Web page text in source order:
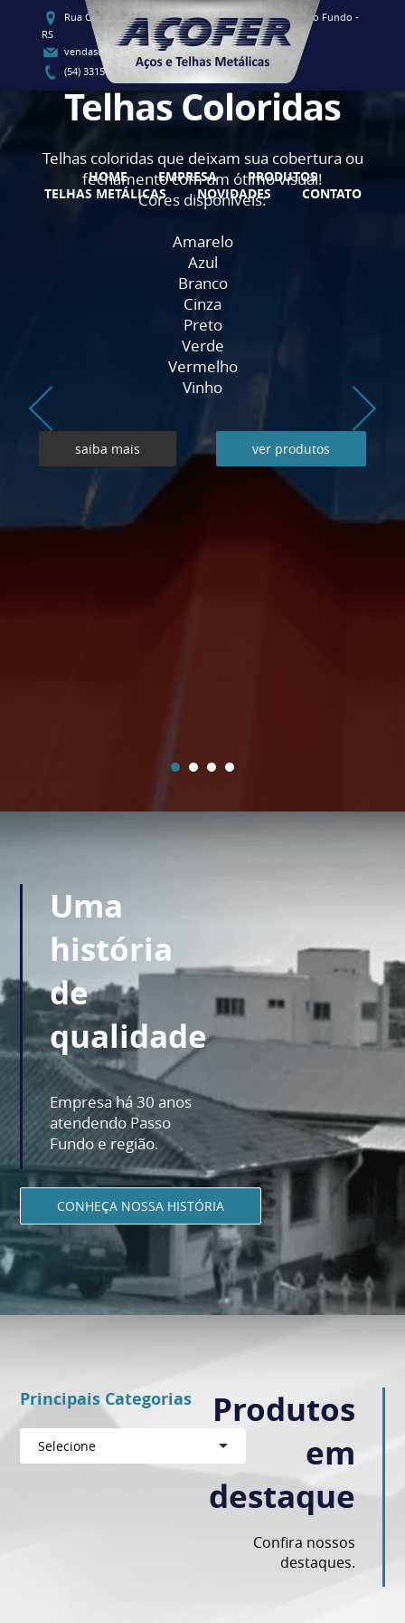
Rua Clementino Luis Vieira, 91 - CEP 99060-080 - Passo Fundo -
RS
vendas@acofersul.com.br
(54) 3315-1700 / (54) 3315-1707
HOME EMPRESA
PRODUTOS
TELHAS METÁLICAS
NOVIDADES CONTATO
Telhas Coloridas
Telhas coloridas que deixam sua cobertura ou
fechamento com um ótimo visual!
Cores disponíveis:
Amarelo
Azul
Branco
Cinza
Preto
Verde
Vermelho
Vinho
saiba mais ver produtos
Uma
história
de
qualidade
Empresa há 30 anos
atendendo Passo
Fundo e região.
CONHEÇA NOSSA HISTÓRIA
Principais Categorias
Selecione
Produtos
em
destaque
Confira nossos
destaques.